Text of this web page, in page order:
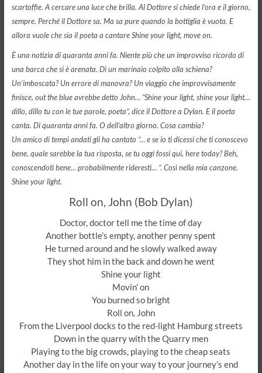
scartoffie. A cercare una luce che brilla. Al Dottore si chiede l’ora e il giorno,
sempre. Perché il Dottore sa. Ma sa pure quando la bottiglia è vuota. E
allora vuole che sia il poeta a cantare Shine your light, move on.
È una notizia di quaranta anni fa. Niente più che un improvviso ricordo di
una barca che si è arenata. Di un marinaio colpito alla schiena?
Un’imboscata? Un errore di manovra? Un viaggio che improvvisamente
finisce, out the blue avrebbe detto John… “Shine your light, shine your light…
dillo, dillo tu con le tue parole, poeta”, dice il Dottore a Dylan. E il poeta
canta. Di quaranta anni fa. O dell’altro giorno. Cosa cambia?
Un amico di tempi andati gli ha cantato “… e se io ti dicessi che ti conoscevo
bene, quale sarebbe la tua risposta, se tu oggi fossi qui, here today? Beh,
conoscendoti bene… probabilmente rideresti… “. Così nella mia canzone.
Shine your light.
Roll on, John (Bob Dylan)
Doctor, doctor tell me the time of day
Another bottle’s empty, another penny spent
He turned around and he slowly walked away
They shot him in the back and down he went
Shine your light
Movin’ on
You burned so bright
Roll on, John
From the Liverpool docks to the red-light Hamburg streets
Down in the quarry with the Quarry men
Playing to the big crowds, playing to the cheap seats
Another day in the life on your way to your journey’s end